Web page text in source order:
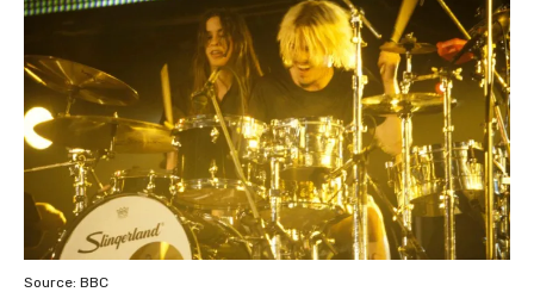
Source: BBC